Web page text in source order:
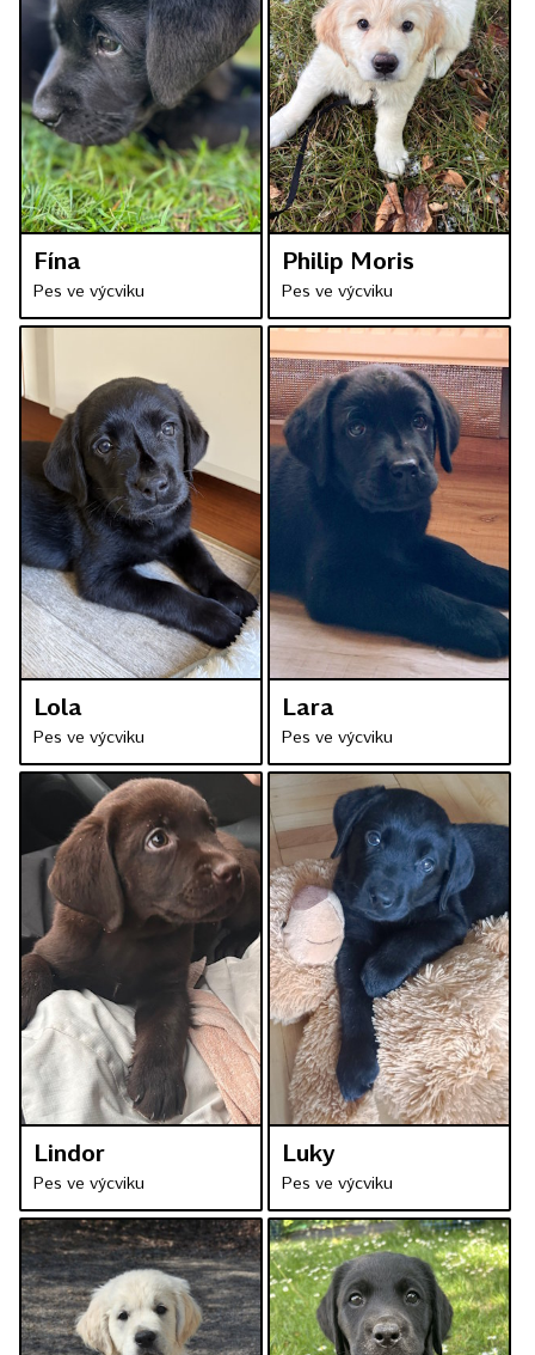
Fína
Pes ve výcviku
Philip Moris
Pes ve výcviku
Lola
Pes ve výcviku
Lara
Pes ve výcviku
Lindor
Pes ve výcviku
Luky
Pes ve výcviku